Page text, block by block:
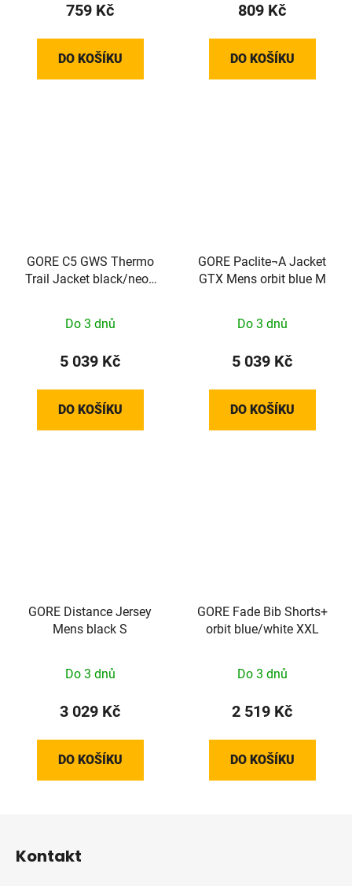
759 Kč
DO KOŠÍKU
809 Kč
DO KOŠÍKU
GORE C5 GWS Thermo
Trail Jacket black/neon
Do 3 dnů
5 039 Kč
DO KOŠÍKU
GORE Paclite¬A Jacket
GTX Mens orbit blue M
Do 3 dnů
5 039 Kč
DO KOŠÍKU
GORE Distance Jersey
Mens black S
Do 3 dnů
3 029 Kč
DO KOŠÍKU
GORE Fade Bib Shorts+
orbit blue/white XXL
Do 3 dnů
2 519 Kč
DO KOŠÍKU
Kontakt